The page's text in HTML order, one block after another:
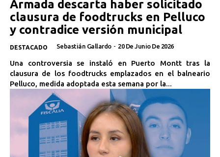
Armada descarta haber solicitado
clausura de foodtrucks en Pelluco
y contradice versión municipal
DESTACADO Sebastián Gallardo - 20 De Junio De 2026
Una controversia se instaló en Puerto Montt tras la
clausura de los foodtrucks emplazados en el balneario
Pelluco, medida adoptada esta semana por la...